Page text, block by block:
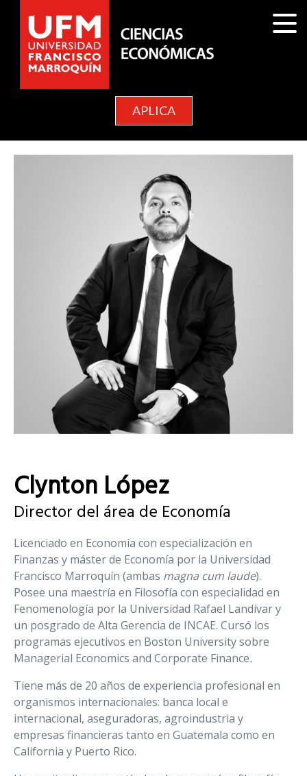
APLICA
Clynton López
Director del área de Economía
Licenciado en Economía con especialización en
Finanzas y máster de Economía por la Universidad
Francisco Marroquín (ambas magna cum laude).
Posee una maestría en Filosofía con especialidad en
Fenomenología por la Universidad Rafael Landívar y
un posgrado de Alta Gerencia de INCAE. Cursó los
programas ejecutivos en Boston University sobre
Managerial Economics and Corporate Finance.
Tiene más de 20 años de experiencia profesional en
organismos internacionales: banca local e
internacional, aseguradoras, agroindustria y
empresas financieras tanto en Guatemala como en
California y Puerto Rico.